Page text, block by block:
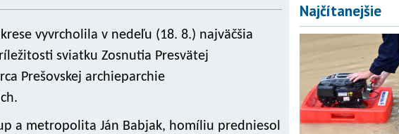
vyvrcholila v nedeľu (18. 8.) najväčšia
sviatku Zosnutia Presvätej
Prešovskej archieparchie
a metropolita Ján Babjak, homíliu predniesol
Najčítanejšie